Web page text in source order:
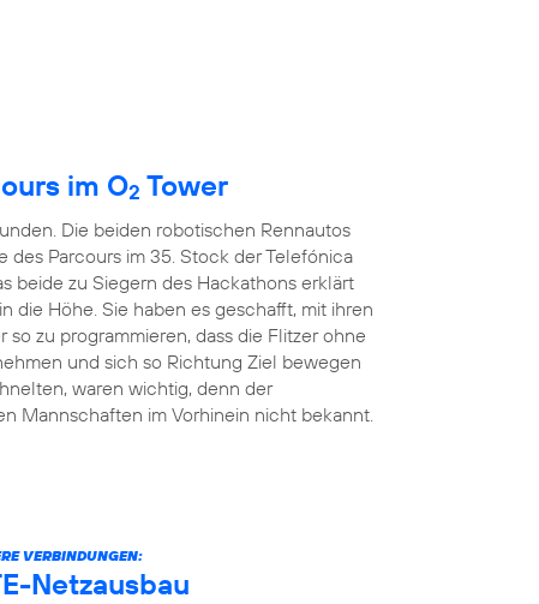
im O2 Tower
Die beiden robotischen Rennautos
des Parcours im 35. Stock der Telefónica
beide zu Siegern des Hackathons erklärt
die Höhe. Sie haben es geschafft, mit ihren
zu programmieren, dass die Flitzer ohne
und sich so Richtung Ziel bewegen
waren wichtig, denn der
Mannschaften im Vorhinein nicht bekannt.
VERBINDUNGEN:
Netzausbau